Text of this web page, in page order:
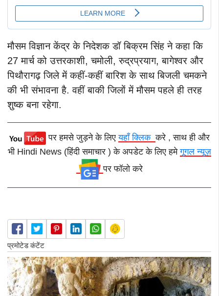
मौसम विज्ञान केंद्र के निदेशक डॉ बिक्रम सिंह ने कहा कि
27 मार्च को उत्तरकाशी, चमोली, रुद्रप्रयाग, बागेश्वर और
पिथौरागढ़ जिले में कहीं-कहीं बारिश के साथ बिजली चमकने
की भी संभावना है. वहीं बाकी जिलों में मौसम पहले ही तरह
शुष्क बना रहेगा.
पर हमसे जुड़ने के लिएयहाँ क्लिककरे , साथ ही और
भी Hindi News (हिंदी समाचार ) के अपडेट के लिए हमेगूगल न्यूज़
पर फॉलो करे